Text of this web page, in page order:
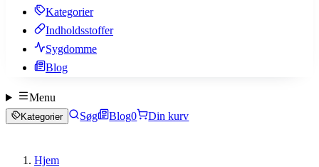
Kategorier
Indholdsstoffer
Sygdomme
Blog
Menu
Kategorier Søg Blog0 Din kurv
Hjem